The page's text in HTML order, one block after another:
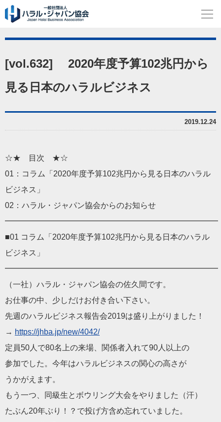
[vol.632] 2020年度予算102兆円から
見る日本のハラルビジネス
2019.12.24
☆★ 目次 ★☆
01：コラム「2020年度予算102兆円から見る 日本のハラル
ビジネス 」
02： ハラル ・ ジャパン協会からのお知らせ
━━━━━━━━━━━━━━━━━━━━━━━━━━━
■01 コラム「2020年度予算102兆円から見る 日本のハラル
ビジネス」
━━━━━━━━━━━━━━━━━━━━━━━━━━━
（一社） ハラル ・ ジャパン協会の佐久間です。
お仕事の中、少しだけお付き合い下さい。
先週のハラルビジネス報告会2019は盛り上がりました！
→ https://jhba.jp/new/4042/
定員50人で80名上の来場、関係者入れて90人以上の
参加でした。今年はハラルビジネスの関心の高さが
うかがえます。
もう一つ、同級生とボウリング大会をやりました（汗）
たぶん20年ぶり！？で投げ方含め忘れていました。